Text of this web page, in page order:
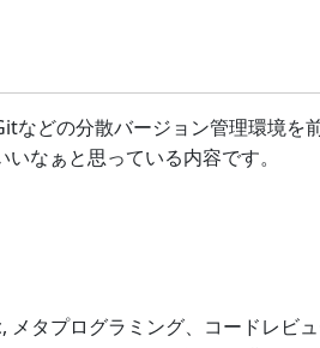
などの分散バージョン管理環境
なぁと思っている内容です。
タプログラミング、コードレビ